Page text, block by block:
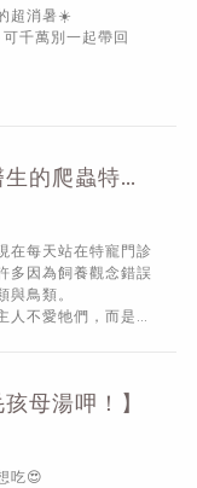
超消暑☀️
千萬別一起帶回
的爬蟲特寵
在每天站在特寵門診
多因為飼養觀念錯誤
與鳥類。
人不愛牠們，而是因
母湯呷！】
吃😍